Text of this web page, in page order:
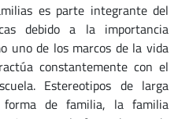
es parte integrante del
debido a la importancia
uno de los marcos de la vida
constantemente con el
Estereotipos de larga
forma de familia, la familia